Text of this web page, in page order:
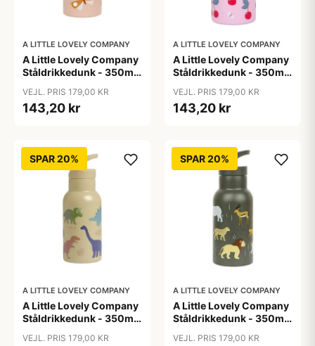
A LITTLE LOVELY COMPANY
A Little Lovely Company
Ståldrikkedunk - 350ml
VEJL. PRIS 179,00 KR
143,20 kr
A LITTLE LOVELY COMPANY
A Little Lovely Company
Ståldrikkedunk - 350ml
VEJL. PRIS 179,00 KR
143,20 kr
SPAR 20%
A LITTLE LOVELY COMPANY
A Little Lovely Company
Ståldrikkedunk - 350ml
VEJL. PRIS 179,00 KR
SPAR 20%
A LITTLE LOVELY COMPANY
A Little Lovely Company
Ståldrikkedunk - 350ml
VEJL. PRIS 179,00 KR